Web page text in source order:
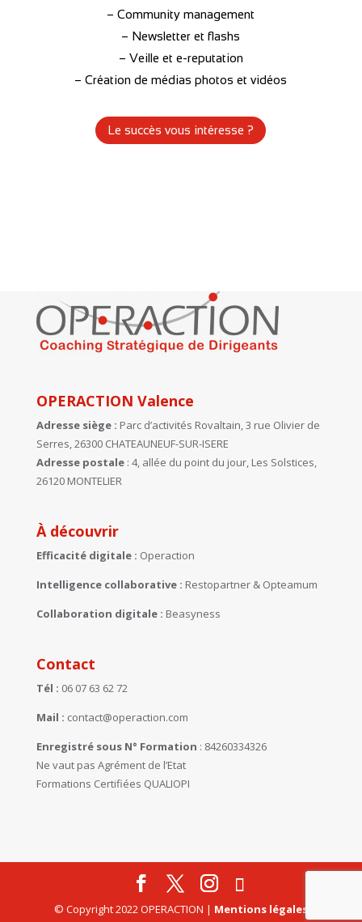
– Community management
– Newsletter et flashs
– Veille et e-reputation
– Création de médias photos et vidéos
Le succès vous intéresse ?
OPERACTION Valence
Adresse siège : Parc d’activités Rovaltain, 3 rue Olivier de
Serres, 26300 CHATEAUNEUF-SUR-ISERE
Adresse postale: 4, allée du point du jour, Les Solstices,
26120 MONTELIER
À découvrir
Efficacité digitale : Operaction
Intelligence collaborative : Restopartner& Opteamum
Collaboration digitale : Beasyness
Contact
Tél : 06 07 63 62 72
Mail : contact@operaction.com
Enregistré sous N° Formation : 84260334326
Ne vaut pas Agrément de l’Etat
Formations Certifiées QUALIOPI
© Copyright 2022 OPERACTION | Mentions légales